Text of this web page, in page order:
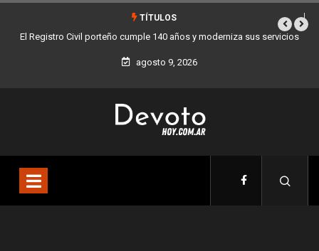
TÍTULOS
El Registro Civil porteño cumple 140 años y moderniza sus servicios
agosto 9, 2026